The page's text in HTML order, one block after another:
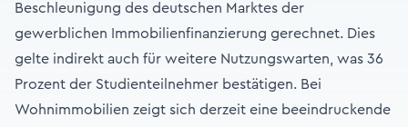
Beschleunigung des deutschen Marktes der
gewerblichen Immobilienfinanzierung gerechnet. Dies
gelte indirekt auch für weitere Nutzungswarten, was 36
Prozent der Studienteilnehmer bestätigen. Bei
Wohnimmobilien zeigt sich derzeit eine beeindruckende